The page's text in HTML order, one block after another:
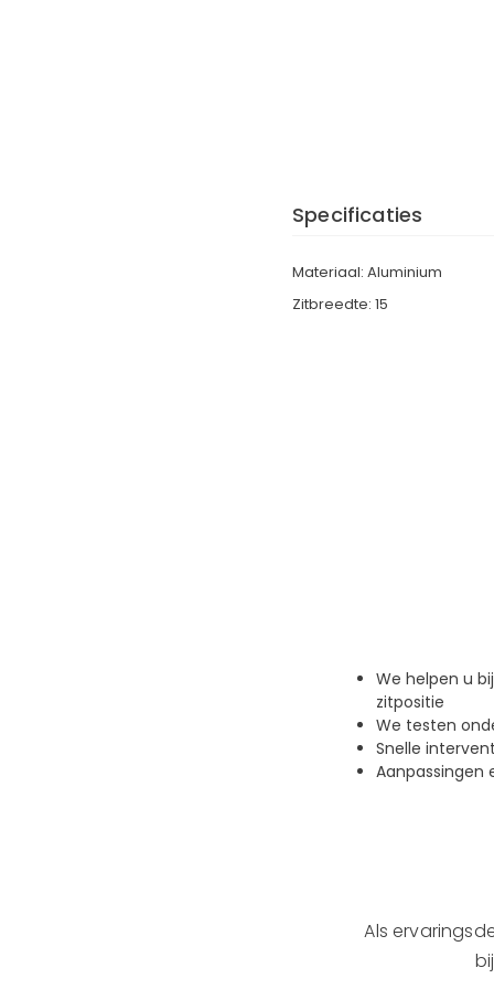
Specificaties
Materiaal: Aluminium
Zitbreedte: 15
We helpen u
zitpositie
We testen
Snelle
Aanpassingen
Als